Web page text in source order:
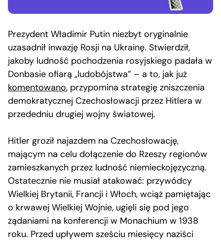
Prezydent Władimir Putin niezbyt oryginalnie
uzasadnił inwazję Rosji na Ukrainę. Stwierdził,
jakoby ludność pochodzenia rosyjskiego padała w
Donbasie ofiarą „ludobójstwa” – a to, jak już
komentowano, przypomina strategię zniszczenia
demokratycznej Czechosłowacji przez Hitlera w
przededniu drugiej wojny światowej.
Hitler groził najazdem na Czechosłowację,
mającym na celu dołączenie do Rzeszy regionów
zamieszkanych przez ludność niemieckojęzyczną.
Ostatecznie nie musiał atakować: przywódcy
Wielkiej Brytanii, Francji i Włoch, wciąż pamiętając
o krwawej Wielkiej Wojnie, ugięli się pod jego
żądaniami na konferencji w Monachium w 1938
roku. Przed upływem sześciu miesięcy naziści